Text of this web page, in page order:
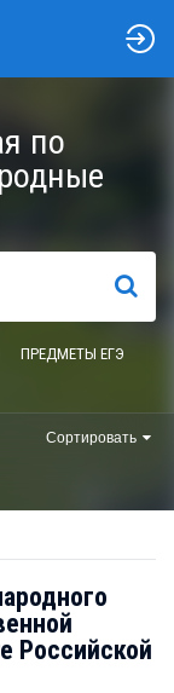
по
НАЙТИ
ПРЕДМЕТЫ ЕГЭ
Сортировать
Российской